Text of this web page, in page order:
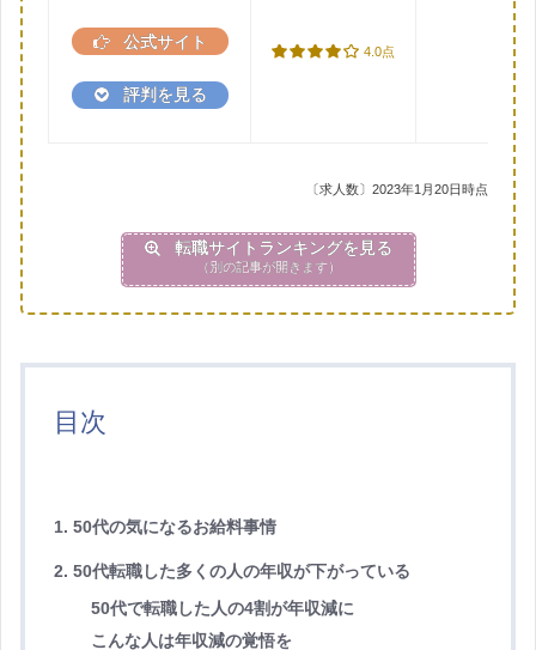
公式サイト
評判を見る
4.0点
〔求人数〕2023年1月20日時点
転職サイトランキングを見る
（別の記事が開きます）
目次
1. 50代の気になるお給料事情
2. 50代転職した多くの人の年収が下がっている
50代で転職した人の4割が年収減に
こんな人は年収減の覚悟を